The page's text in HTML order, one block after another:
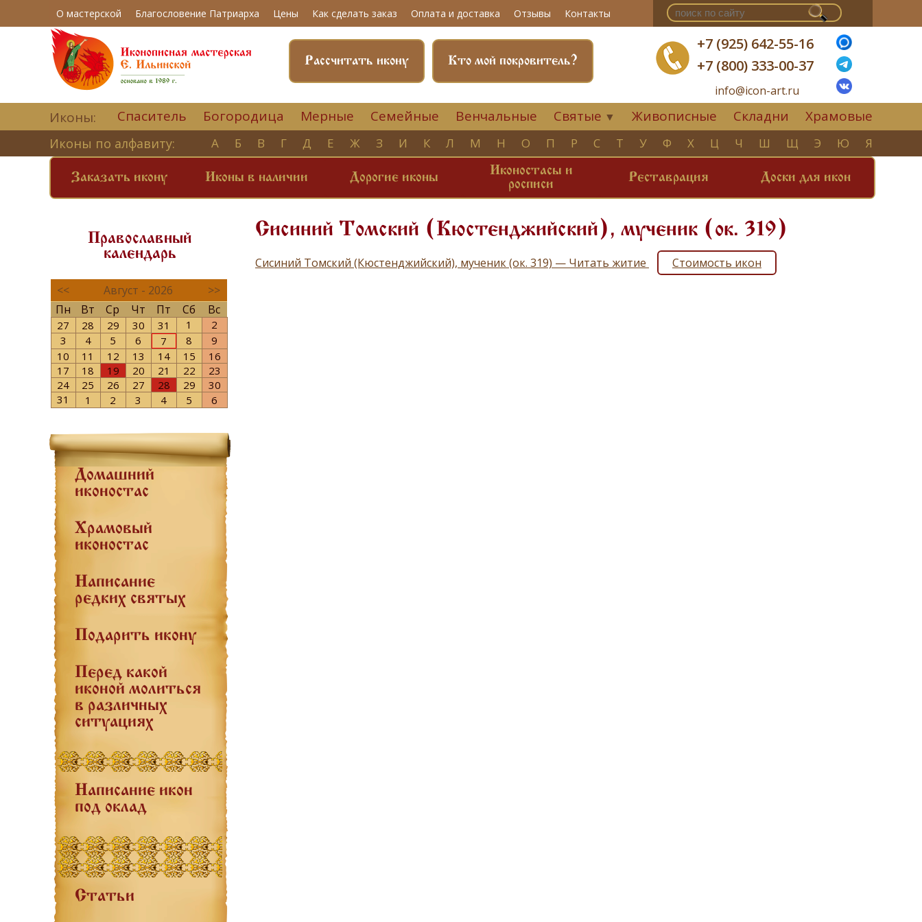
О мастерской Благословение Патриарха Цены Как сделать заказ Оплата и доставка Отзывы Контакты
+7 (925) 642-55-16
+7 (800) 333-00-37
info@icon-art.ru
Кто мой покровитель?
Рассчитать икону
Иконы: Спаситель Богородица Мерные Семейные Венчальные Святые ▼ Живописные Складни Храмовые
Иконы по алфавиту: А Б В Г Д Е Ж З И К Л М Н О П Р С Т У Ф Х Ц Ч Ш Щ Э Ю Я
Заказать икону Иконы в наличии Дорогие иконы
Иконостасы и
росписи
Реставрация Доски для икон
Православный
календарь
<< Август - 2026
>>
Пн
Вт Ср Чт Пт Сб Вс
27 28 29 30 31 1
2
3
4 5 6 7 8
9
10
11 12 13 14 15
16
17
18 19 20 21 22
23
24
25 26 27 28 29
30
31
1 2 3 4 5 6
Домашний
иконостас
Храмовый
иконостас
Написание
редких святых
Подарить икону
Перед какой
иконой молиться
в различных
ситуациях
Написание икон
под оклад
Статьи
Сисиний Томский (Кюстенджийский), мученик (ок. 319)
Сисиний Томский (Кюстенджийский), мученик (ок. 319) — Читать житие Стоимость икон